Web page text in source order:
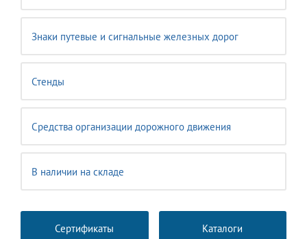
Знаки путевые и сигнальные железных дорог
Стенды
Средства организации дорожного движения
В наличии на складе
Сертификаты Каталоги